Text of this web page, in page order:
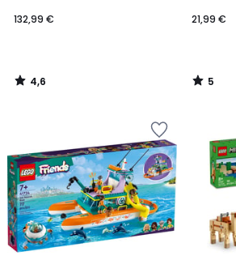
132,99 €
4,6
/
21,99 €
5
/